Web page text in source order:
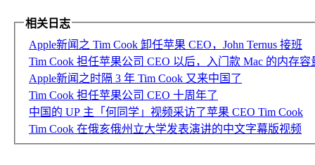
相关日志
Apple新闻之 Tim Cook 卸任苹果 CEO，John Ternus 接班
Tim Cook 担任苹果公司 CEO 以后，入门款 Mac 的内存
Apple新闻之时隔 3 年 Tim Cook 又来中国了
Tim Cook 担任苹果公司 CEO 十周年了
中国的 UP 主「何同学」视频采访了苹果 CEO Tim Cook
Tim Cook 在俄亥俄州立大学发表演讲的中文字幕版视频